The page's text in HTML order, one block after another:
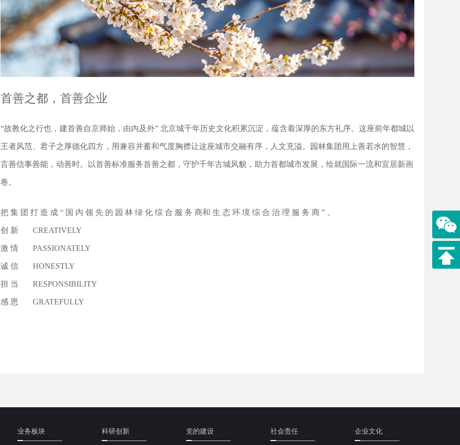
首善之都，首善企业
“故教化之行也，建首善自京师始，由内及外” 北京城千年历史文化积累沉淀，蕴含着深厚的东方礼序。这座前年都城以
王者风范、君子之厚德化四方，用兼容并蓄和气度胸襟让这座城市交融有序，人文充溢。园林集团用上善若水的智慧，
言善信事善能，动善时。以首善标准服务首善之都，守护千年古城风貌，助力首都城市发展，绘就国际一流和宜居新画
卷。
把 集 团 打 造 成 “ 国 内 领 先 的 园 林 绿 化 综 合 服 务 商和 生 态 环 境 综 合 治 理 服 务 商 ” 。
创 新 CREATIVELY
激 情 PASSIONATELY
诚 信 HONESTLY
担 当 RESPONSIBILITY
感 恩 GRATEFULLY
业务板块 科研创新 党的建设 社会责任 企业文化